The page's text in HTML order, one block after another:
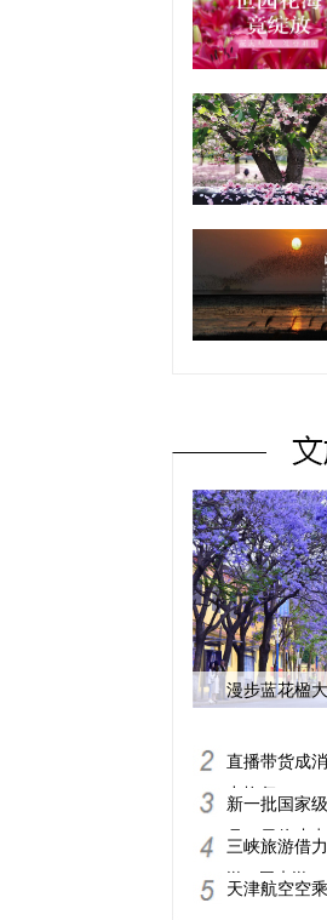
漫步蓝花楹
直播带货成
力恢复
新一批国家
月30日停止
三峡旅游借
游”“周末游”
天津航空空